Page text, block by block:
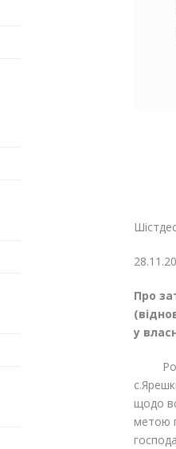
Про
у
щодо
метою